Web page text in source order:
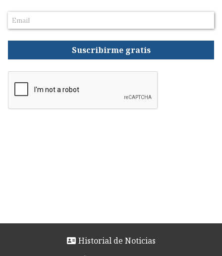
Suscribirme gratis
Historial de Noticias